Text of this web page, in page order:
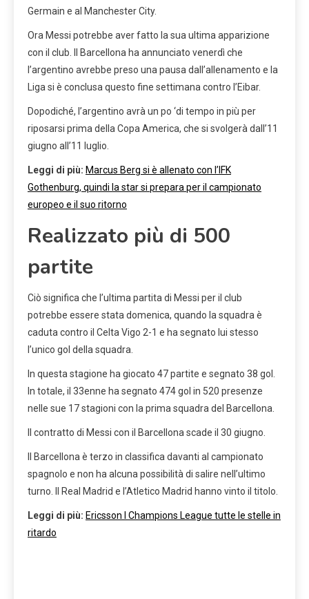
Germain e al Manchester City.
Ora Messi potrebbe aver fatto la sua ultima apparizione
con il club. Il Barcellona ha annunciato venerdì che
l’argentino avrebbe preso una pausa dall’allenamento e la
Liga si è conclusa questo fine settimana contro l’Eibar.
Dopodiché, l’argentino avrà un po ‘di tempo in più per
riposarsi prima della Copa America, che si svolgerà dall’11
giugno all’11 luglio.
Leggi di più: Marcus Berg si è allenato con l’IFK
Gothenburg, quindi la star si prepara per il campionato
europeo e il suo ritorno
Realizzato più di 500
partite
Ciò significa che l’ultima partita di Messi per il club
potrebbe essere stata domenica, quando la squadra è
caduta contro il Celta Vigo 2-1 e ha segnato lui stesso
l’unico gol della squadra.
In questa stagione ha giocato 47 partite e segnato 38 gol.
In totale, il 33enne ha segnato 474 gol in 520 presenze
nelle sue 17 stagioni con la prima squadra del Barcellona.
Il contratto di Messi con il Barcellona scade il 30 giugno.
Il Barcellona è terzo in classifica davanti al campionato
spagnolo e non ha alcuna possibilità di salire nell’ultimo
turno. Il Real Madrid e l’Atletico Madrid hanno vinto il titolo.
Leggi di più: Ericsson I Champions League tutte le stelle in
ritardo